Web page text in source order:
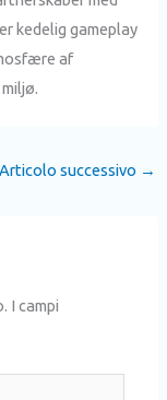
kedelig gameplay
af
Articolo successivo →
I campi